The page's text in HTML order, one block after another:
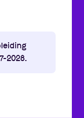
2028.